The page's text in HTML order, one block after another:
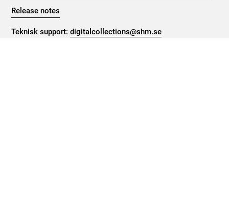
Release notes
Teknisk support:digitalcollections@shm.se